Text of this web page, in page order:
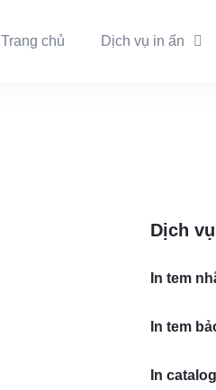
Trang chủ Dịch vụ in ấn
Dịch
In tem
In tem
In